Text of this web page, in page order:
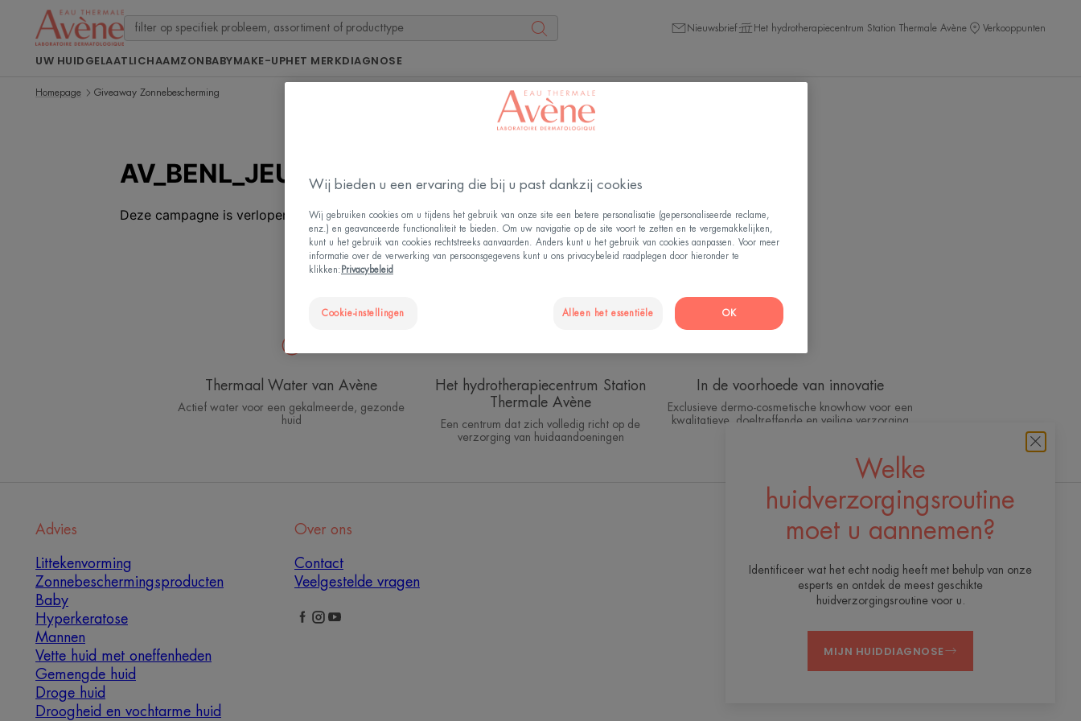
Nieuwsbrief Het hydrotherapiecentrum Station Thermale Avène Verkooppunten
UW HUIDGELAATLICHAAMZONBABYMAKE-UPHET MERKDIAGNOSE
Homepage Giveaway Zonnebescherming
Welke
huidverzorgingsroutine
moet u aannemen?
Identificeer wat het echt nodig heeft met behulp van onze
esperts en ontdek de meest geschikte
huidverzorgingsroutine voor u.
MIJN HUIDDIAGNOSE
Thermaal Water van Avène
Actief water voor een gekalmeerde, gezonde
huid
Het hydrotherapiecentrum Station
Thermale Avène
Een centrum dat zich volledig richt op de
verzorging van huidaandoeningen
In de voorhoede van innovatie
Exclusieve dermo-cosmetische knowhow voor een
kwalitatieve, doeltreffende en veilige verzorging
Ontvang onze nieuwsbrief
huidzorg! Al onze dagelijkse
huidverzorgingstips.
NIEUWSBRIEF
Advies
Littekenvorming
Zonnebeschermingsproducten
Baby
Hyperkeratose
Mannen
Vette huid met oneffenheden
Gemengde huid
Droge huid
Droogheid en vochtarme huid
Over ons
Contact
Veelgestelde vragen
Wij bieden u een ervaring die bij u past dankzij cookies
Wij gebruiken cookies om u tijdens het gebruik van onze site een betere personalisatie (gepersonaliseerde reclame,
enz.) en geavanceerde functionaliteit te bieden. Om uw navigatie op de site voort te zetten en te vergemakkelijken,
kunt u het gebruik van cookies rechtstreeks aanvaarden. Anders kunt u het gebruik van cookies aanpassen. Voor meer
informatie over de verwerking van persoonsgegevens kunt u ons privacybeleid raadplegen door hieronder te
klikken: Privacybeleid
Cookie-instellingen Alleen het essentiële OK